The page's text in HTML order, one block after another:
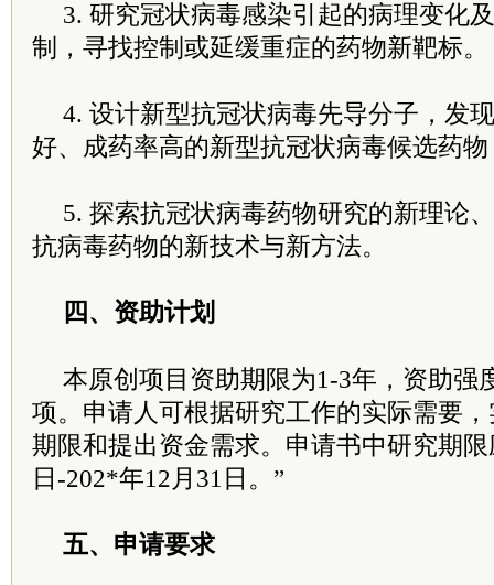
3. 研究冠状病毒感染引起的病理变化
制，寻找控制或延缓重症的药物新靶标。
4. 设计新型抗冠状病毒先导分子，发
好、成药率高的新型抗冠状病毒候选药
5. 探索抗冠状病毒药物研究的新理论
抗病毒药物的新技术与新方法。
四、资助计划
本原创项目资助期限为1-3年，资助强
项。申请人可根据研究工作的实际需要
期限和提出资金需求。申请书中研究期限
日-202*年12月31日。”
五、申请要求